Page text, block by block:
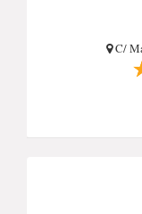
C/